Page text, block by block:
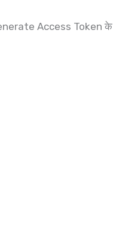
Access Token के